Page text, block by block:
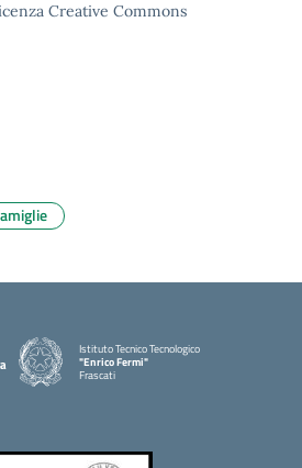
Creative Commons
Istituto Tecnico Tecnologico
"Enrico Fermi"
Frascati